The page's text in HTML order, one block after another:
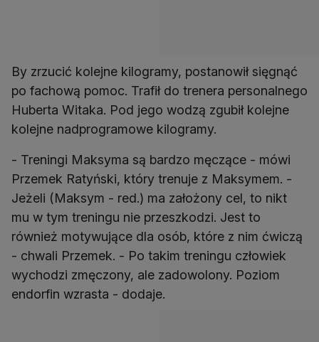
By zrzucić kolejne kilogramy, postanowił sięgnąć
po fachową pomoc. Trafił do trenera personalnego
Huberta Witaka. Pod jego wodzą zgubił kolejne
kolejne nadprogramowe kilogramy.
- Treningi Maksyma są bardzo męczące - mówi
Przemek Ratyński, który trenuje z Maksymem. -
Jeżeli (Maksym - red.) ma założony cel, to nikt
mu w tym treningu nie przeszkodzi. Jest to
również motywujące dla osób, które z nim ćwiczą
- chwali Przemek. - Po takim treningu człowiek
wychodzi zmęczony, ale zadowolony. Poziom
endorfin wzrasta - dodaje.